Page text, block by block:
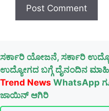
ಸರ್ಕಾರಿ ಯೋಜನೆ, ಸರ್ಕಾರಿ
ಉದ್ಯೋಗದ ಬಗ್ಗೆ ದೈನಂದಿನ
Trend News WhatsApp
ಜಾಯಿನ್ ಆಗಿರಿ